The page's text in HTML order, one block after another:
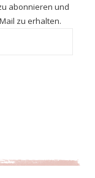
abonnieren und
zu erhalten.